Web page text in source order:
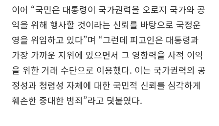
이어 “국민은 대통령이 국가권력을 오로지 국가와 공
익을 위해 행사할 것이라는 신뢰를 바탕으로 국정운
영을 위임하고 있다”며 “그런데 피고인은 대통령과
가장 가까운 지위에 있으면서 그 영향력을 사적 이익
을 위한 거래 수단으로 이용했다. 이는 국가권력의 공
정성과 청렴성 자체에 대한 국민적 신뢰를 심각하게
훼손한 중대한 범죄”라고 덧붙였다.